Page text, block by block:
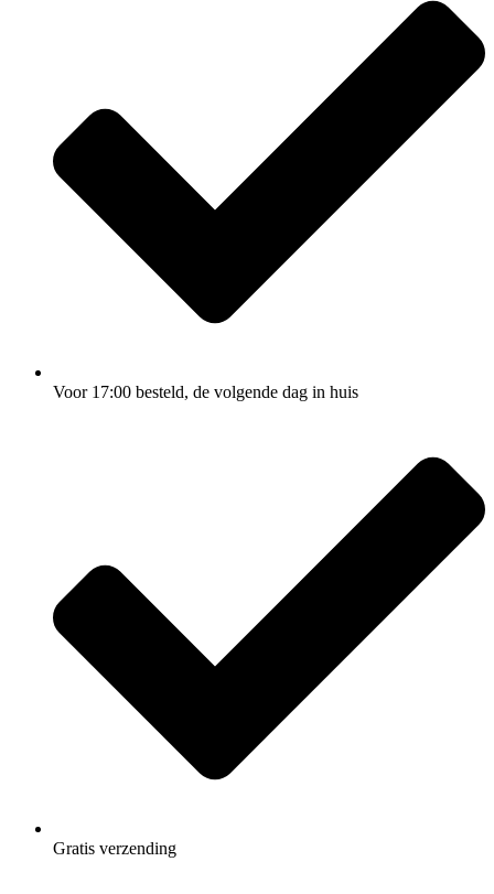
Voor 17:00 besteld, de volgende dag in huis
Gratis verzending